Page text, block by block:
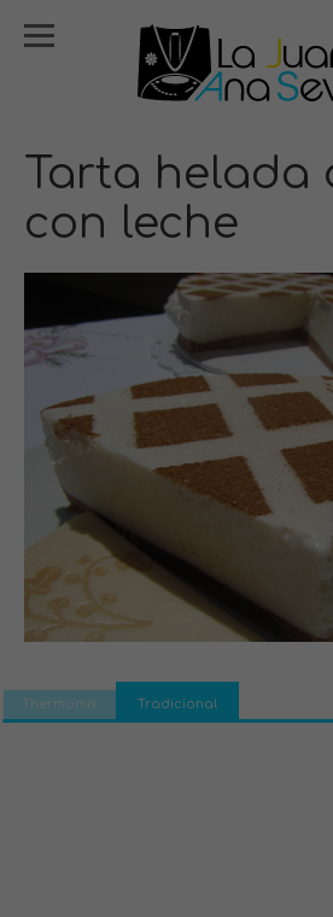
Tarta helada
con leche
Thermomix Tradicional